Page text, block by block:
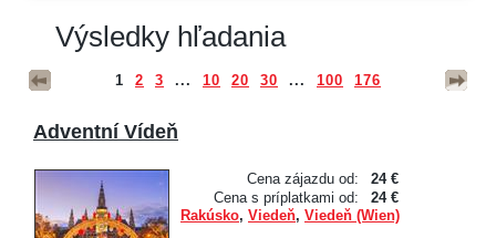
Výsledky hľadania
1 2 3 ... 10 20 30 ... 100 176
Adventní Vídeň
Cena zájazdu od:
24 €
Cena s príplatkami od:
24 €
Rakúsko, Viedeň, Viedeň (Wien)